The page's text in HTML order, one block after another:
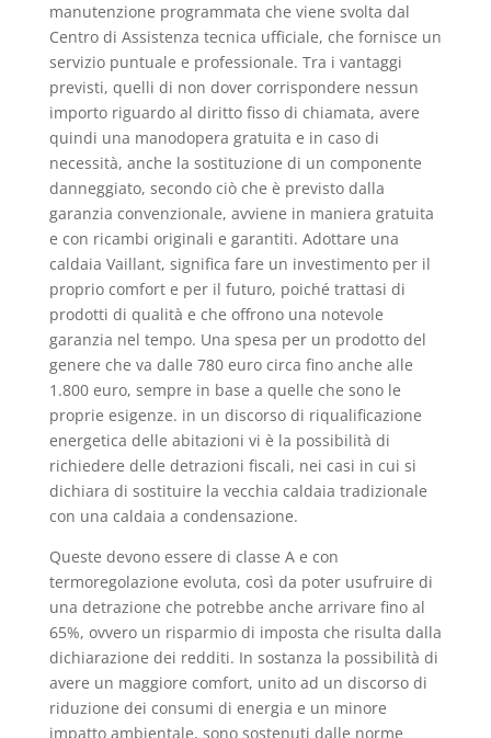
manutenzione programmata che viene svolta dal
Centro di Assistenza tecnica ufficiale, che fornisce un
servizio puntuale e professionale. Tra i vantaggi
previsti, quelli di non dover corrispondere nessun
importo riguardo al diritto fisso di chiamata, avere
quindi una manodopera gratuita e in caso di
necessità, anche la sostituzione di un componente
danneggiato, secondo ciò che è previsto dalla
garanzia convenzionale, avviene in maniera gratuita
e con ricambi originali e garantiti. Adottare una
caldaia Vaillant, significa fare un investimento per il
proprio comfort e per il futuro, poiché trattasi di
prodotti di qualità e che offrono una notevole
garanzia nel tempo. Una spesa per un prodotto del
genere che va dalle 780 euro circa fino anche alle
1.800 euro, sempre in base a quelle che sono le
proprie esigenze. in un discorso di riqualificazione
energetica delle abitazioni vi è la possibilità di
richiedere delle detrazioni fiscali, nei casi in cui si
dichiara di sostituire la vecchia caldaia tradizionale
con una caldaia a condensazione.
Queste devono essere di classe A e con
termoregolazione evoluta, così da poter usufruire di
una detrazione che potrebbe anche arrivare fino al
65%, ovvero un risparmio di imposta che risulta dalla
dichiarazione dei redditi. In sostanza la possibilità di
avere un maggiore comfort, unito ad un discorso di
riduzione dei consumi di energia e un minore
impatto ambientale, sono sostenuti dalle norme